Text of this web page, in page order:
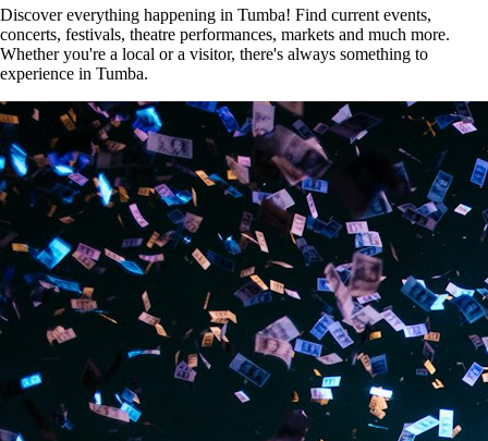
Discover everything happening in Tumba! Find current events,
concerts, festivals, theatre performances, markets and much more.
Whether you're a local or a visitor, there's always something to
experience in Tumba.